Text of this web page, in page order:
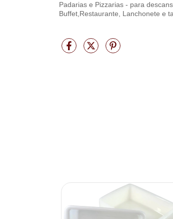
Padarias e Pizzarias - para
Buffet,Restaurante, Lanchonete e